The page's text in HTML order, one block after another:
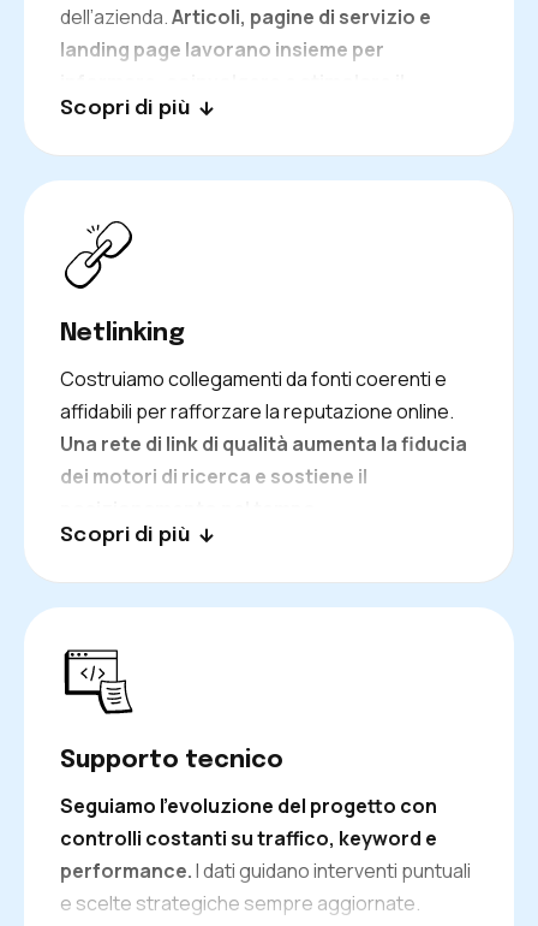
dell’azienda.Articoli, pagine di servizio e
landing page lavorano insieme per
contatto.
Scopri di più
Netlinking
Costruiamo collegamenti da fonti coerenti e
affidabili per rafforzare la reputazione online.
Una rete di link di qualità aumenta la fiducia
dei motori di ricerca e sostiene il
Scopri di più
Supporto tecnico
Seguiamo l’evoluzione del progetto con
controlli costanti su traffico, keyword e
performance.I dati guidano interventi puntuali
e scelte strategiche sempre aggiornate.